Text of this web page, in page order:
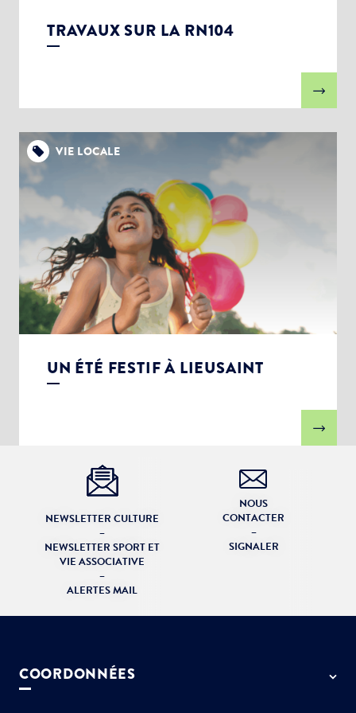
TRAVAUX SUR LA RN104
VIE LOCALE
UN ÉTÉ FESTIF À LIEUSAINT
NEWSLETTER CULTURE
–
NEWSLETTER SPORT ET
VIE ASSOCIATIVE
–
ALERTES MAIL
NOUS
CONTACTER
–
SIGNALER
COORDONNÉES